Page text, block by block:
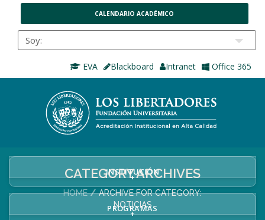
CALENDARIO ACADÉMICO
EVA Blackboard Intranet Office 365
INSTITUCIÓN
+
PROGRAMAS
+
CATEGORY ARCHIVES
HOME
ARCHIVE FOR CATEGORY:
NOTICIAS